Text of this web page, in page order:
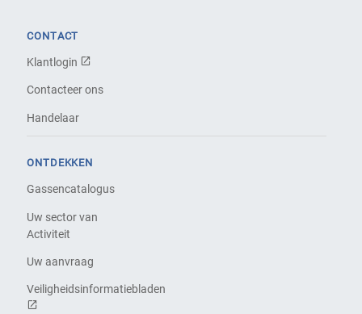
CONTACT
Klantlogin
Contacteer ons
Handelaar
ONTDEKKEN
Gassencatalogus
Uw sector van
Activiteit
Uw aanvraag
Veiligheidsinformatiebladen